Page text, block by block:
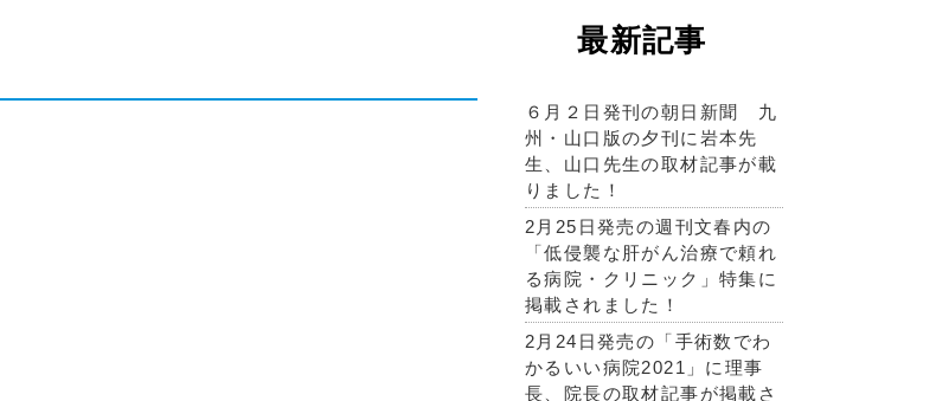
最新記事
６月２日発刊の朝日新聞 九
州・山口版の夕刊に岩本先
生、山口先生の取材記事が載
りました！
2月25日発売の週刊文春内の
「低侵襲な肝がん治療で頼れ
る病院・クリニック」特集に
掲載されました！
2月24日発売の「手術数でわ
かるいい病院2021」に理事
長、院長の取材記事が掲載さ